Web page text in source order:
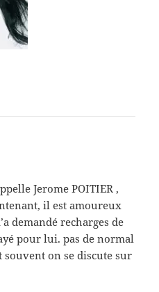
Jerome POITIER ,
il est amoureux
demandé recharges de
pour lui. pas de normal
souvent on se discute sur